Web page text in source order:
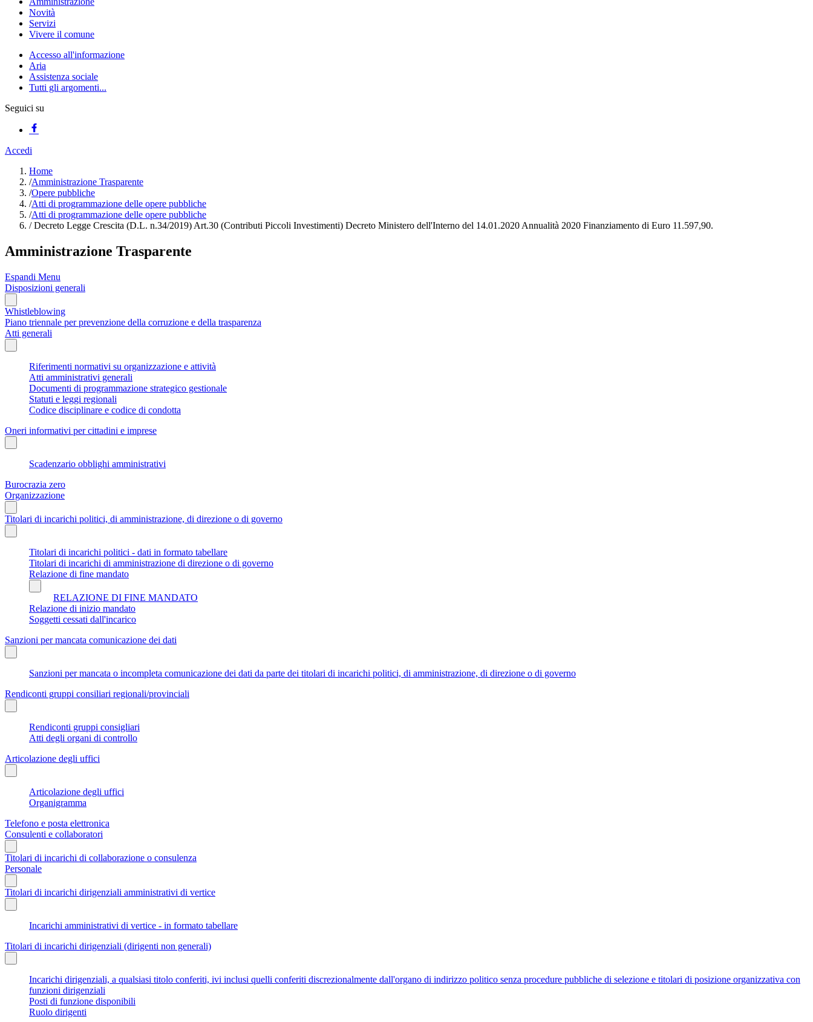
Novità
Servizi
Vivere il comune
Accesso all'informazione
Aria
Assistenza sociale
Tutti gli argomenti...
Seguici su
Accedi
Home
/Amministrazione Trasparente
/Opere pubbliche
/Atti di programmazione delle opere pubbliche
/Atti di programmazione delle opere pubbliche
/Decreto Legge Crescita (D.L. n.34/2019) Art.30 (Contributi Piccoli Investimenti) Decreto Ministero dell'Interno del 14.01.2020 Annualità 2020 Finanziamento di Euro 11.597,90.
Amministrazione Trasparente
Espandi Menu
Disposizioni generali
Whistleblowing
Piano triennale per prevenzione della corruzione e della trasparenza
Atti generali
Riferimenti normativi su organizzazione e attività
Atti amministrativi generali
Documenti di programmazione strategico gestionale
Statuti e leggi regionali
Codice disciplinare e codice di condotta
Oneri informativi per cittadini e imprese
Scadenzario obblighi amministrativi
Burocrazia zero
Organizzazione
Titolari di incarichi politici, di amministrazione, di direzione o di governo
Titolari di incarichi politici - dati in formato tabellare
Titolari di incarichi di amministrazione di direzione o di governo
Relazione di fine mandato
RELAZIONE DI FINE MANDATO
Relazione di inizio mandato
Soggetti cessati dall'incarico
Sanzioni per mancata comunicazione dei dati
Sanzioni per mancata o incompleta comunicazione dei dati da parte dei titolari di incarichi politici, di amministrazione, di direzione o di governo
Rendiconti gruppi consiliari regionali/provinciali
Rendiconti gruppi consigliari
Atti degli organi di controllo
Articolazione degli uffici
Articolazione degli uffici
Organigramma
Telefono e posta elettronica
Consulenti e collaboratori
Titolari di incarichi di collaborazione o consulenza
Personale
Titolari di incarichi dirigenziali amministrativi di vertice
Incarichi amministrativi di vertice - in formato tabellare
Titolari di incarichi dirigenziali (dirigenti non generali)
Incarichi dirigenziali, a qualsiasi titolo conferiti, ivi inclusi quelli conferiti discrezionalmente dall'organo di indirizzo politico senza procedure pubbliche di selezione e titolari di posizione organizzativa con
funzioni dirigenziali
Posti di funzione disponibili
Ruolo dirigenti